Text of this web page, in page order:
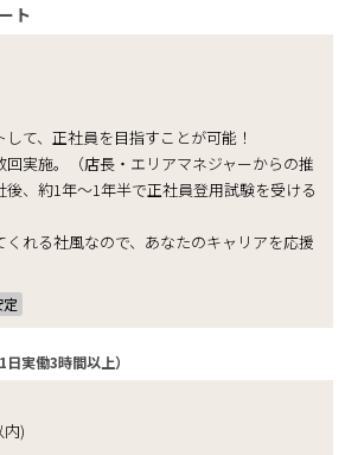
ト
て、正社員を目指すことが可能！
実施。（店長・エリアマネジャーからの推
、約1年～1年半で正社員登用試験を受ける
れる社風なので、あなたのキャリアを応援
1日実働3時間以上）
)